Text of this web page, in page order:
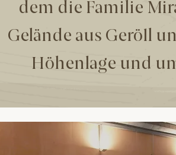
dem die Familie
Gelände aus Geröll
Höhenlage und